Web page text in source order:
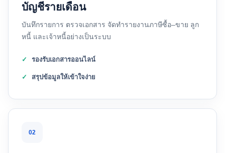
บัญชีรายเดือน
บันทึกรายการ ตรวจเอกสาร จัดทำรายงานภาษีซื้อ–ขาย ลูก
หนี้ และเจ้าหนี้อย่างเป็นระบบ
รองรับเอกสารออนไลน์
สรุปข้อมูลให้เข้าใจง่าย
02